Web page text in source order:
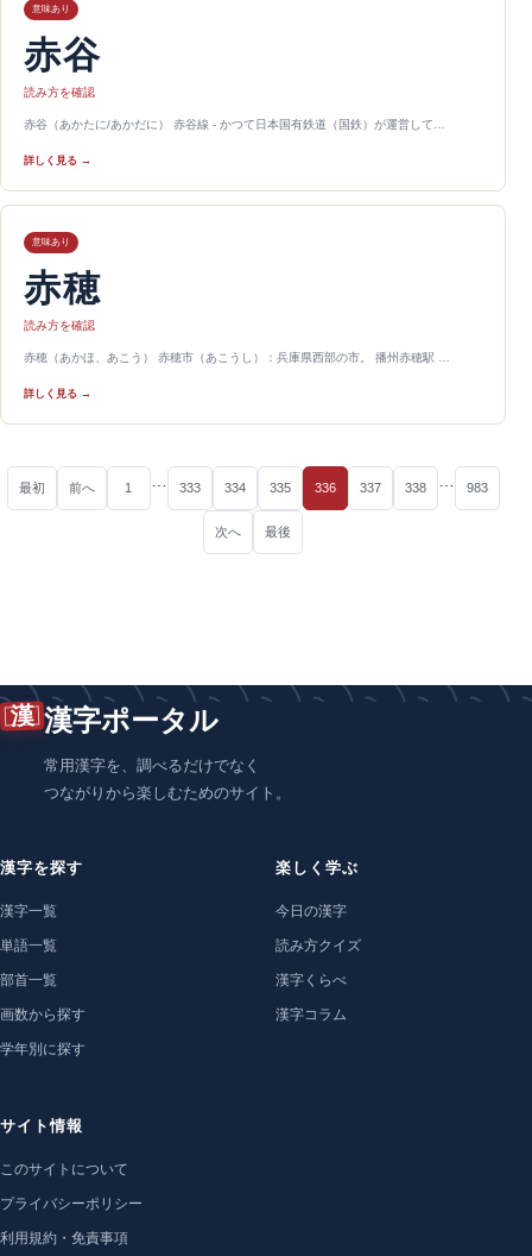
意味あり
赤谷
読み方を確認
赤谷（あかたに/あかだに） 赤谷線 - かつて日本国有鉄道（国鉄）が運営して…
詳しく見る →
意味あり
赤穂
読み方を確認
赤穂（あかほ、あこう） 赤穂市（あこうし）：兵庫県西部の市。 播州赤穂駅 …
詳しく見る →
最初 前へ 1 333 334 335 336 337 338 983
次へ 最後
漢 漢字ポータル
常用漢字を、調べるだけでなく
つながりから楽しむためのサイト。
漢字を探す
漢字一覧
単語一覧
部首一覧
画数から探す
学年別に探す
楽しく学ぶ
今日の漢字
読み方クイズ
漢字くらべ
漢字コラム
サイト情報
このサイトについて
プライバシーポリシー
利用規約・免責事項